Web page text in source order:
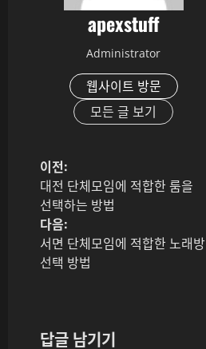
apexstuff
Administrator
웹사이트 방문
모든 글 보기
게
시
물
내
게
이전:
대전 단체모임에 적합한 룸을
선택하는 방법
다음:
서면 단체모임에 적합한 노래방
선택 방법
답글 남기기